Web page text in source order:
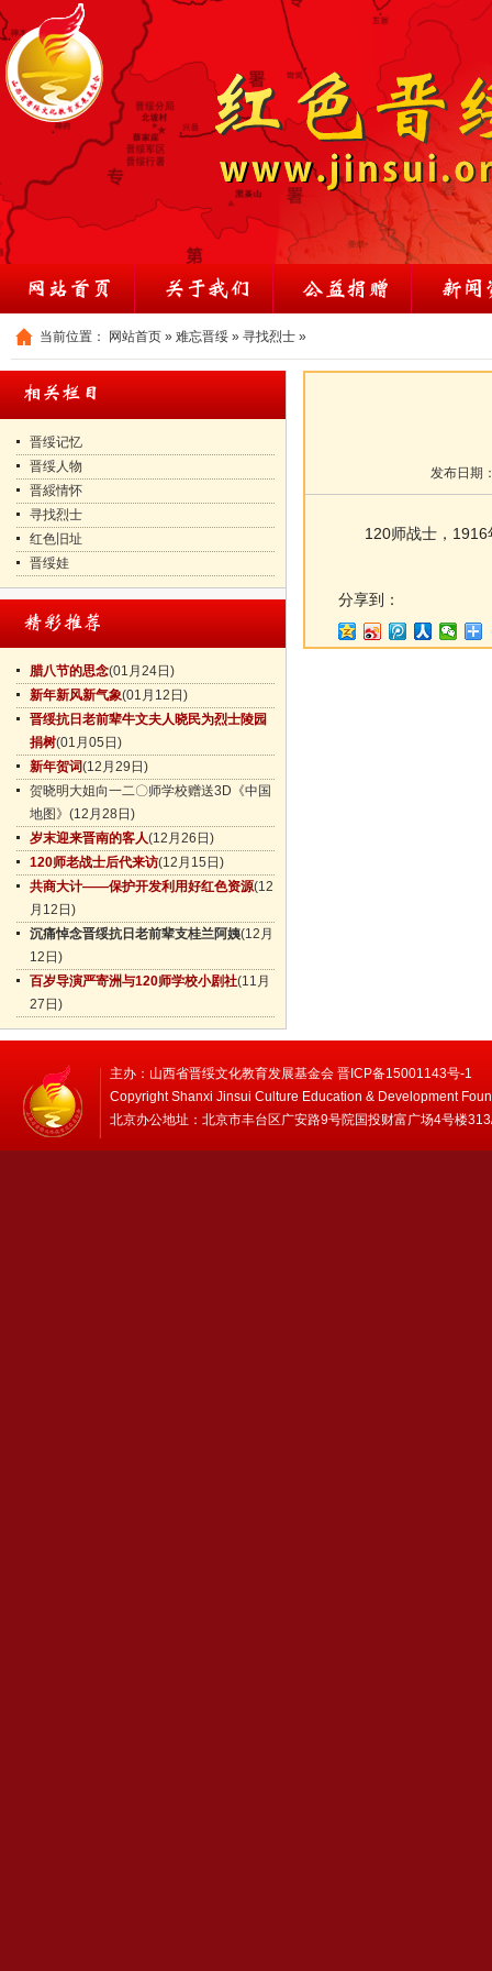
当前位置： 网站首页 » 难忘晋绥 » 寻找烈士 »
晋绥记忆
晋绥人物
晋綏情怀
寻找烈士
红色旧址
晋绥娃
腊八节的思念(01月24日)
新年新风新气象(01月12日)
晋绥抗日老前辈牛文夫人晓民为烈士陵园
捐树(01月05日)
新年贺词(12月29日)
贺晓明大姐向一二〇师学校赠送3D《中国
地图》 (12月28日)
岁末迎来晋南的客人(12月26日)
120师老战士后代来访(12月15日)
共商大计——保护开发利用好红色资源(12
月12日)
沉痛悼念晋绥抗日老前辈支桂兰阿姨(12月
12日)
百岁导演严寄洲与120师学校小剧社(11月
27日)
发布日期
120师战士，1916
分享到：
主办：山西省晋绥文化教育发展基金会 晋ICP备15001143号-1
Copyright Shanxi Jinsui Culture Education & Development
北京办公地址：北京市丰台区广安路9号院国投财富广场4号楼